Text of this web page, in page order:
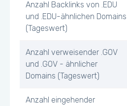
Anzahl Backlinks von .EDU
und .EDU-ähnlichen Domains
(Tageswert)
Anzahl verweisender .GOV
und .GOV - ähnlicher
Domains (Tageswert)
Anzahl eingehender